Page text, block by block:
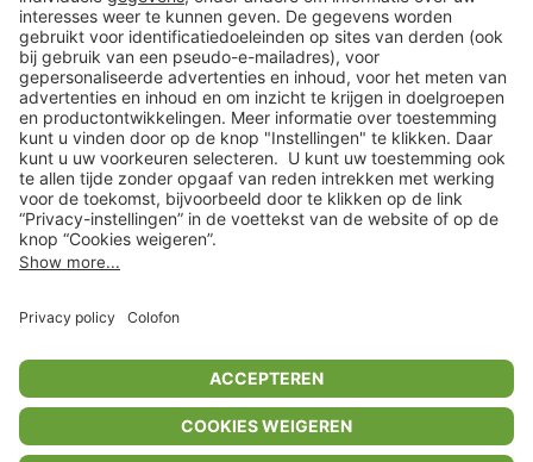
Shop
Acties
limango.de limango.pl